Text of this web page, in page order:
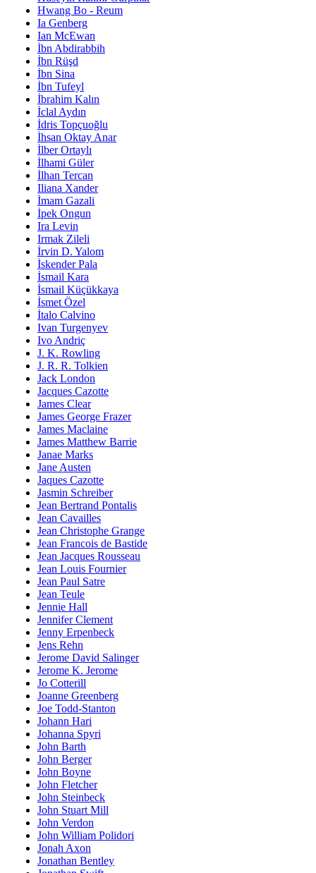
Hwang Bo - Reum
Ia Genberg
Ian McEwan
İbn Abdirabbih
İbn Rüşd
İbn Sina
İbn Tufeyl
İbrahim Kalın
İclal Aydın
İdris Topçuoğlu
İhsan Oktay Anar
İlber Ortaylı
İlhami Güler
İlhan Tercan
Iliana Xander
İmam Gazali
İpek Ongun
Ira Levin
Irmak Zileli
İrvin D. Yalom
İskender Pala
İsmail Kara
İsmail Küçükkaya
İsmet Özel
İtalo Calvino
Ivan Turgenyev
Ivo Andriç
J. K. Rowling
J. R. R. Tolkien
Jack London
Jacques Cazotte
James Clear
James George Frazer
James Maclaine
James Matthew Barrie
Janae Marks
Jane Austen
Jaques Cazotte
Jasmin Schreiber
Jean Bertrand Pontalis
Jean Cavailles
Jean Christophe Grange
Jean Francois de Bastide
Jean Jacques Rousseau
Jean Louis Fournier
Jean Paul Satre
Jean Teule
Jennie Hall
Jennifer Clement
Jenny Erpenbeck
Jens Rehn
Jerome David Salinger
Jerome K. Jerome
Jo Cotterill
Joanne Greenberg
Joe Todd-Stanton
Johann Hari
Johanna Spyri
John Barth
John Berger
John Boyne
John Fletcher
John Steinbeck
John Stuart Mill
John Verdon
John William Polidori
Jonah Axon
Jonathan Bentley